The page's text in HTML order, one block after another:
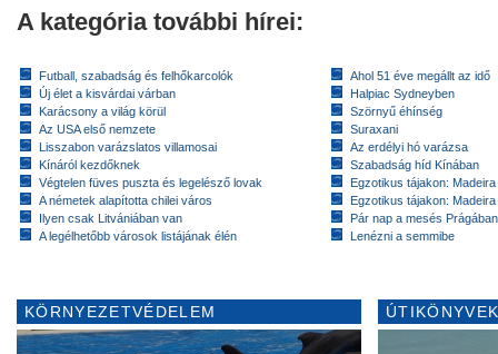
A kategória további hírei:
Futball, szabadság és felhőkarcolók
Új élet a kisvárdai várban
Karácsony a világ körül
Az USA első nemzete
Lisszabon varázslatos villamosai
Kínáról kezdőknek
Végtelen füves puszta és legelésző lovak
A németek alapította chilei város
Ilyen csak Litvániában van
A legélhetőbb városok listájának élén
Ahol 51 éve megállt az idő
Halpiac Sydneyben
Szörnyű éhínség
Suraxani
Az erdélyi hó varázsa
Szabadság híd Kínában
Egzotikus tájakon:
Egzotikus tájakon:
Pár nap a mesés Prágában
Lenézni a semmibe
KÖRNYEZETVÉDELEM